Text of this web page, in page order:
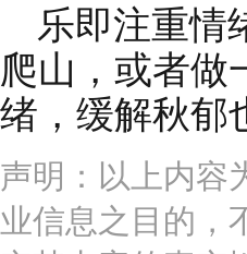
乐即注重情
爬山，或者做
绪，缓解秋郁
声明：以上内容
业信息之目的，